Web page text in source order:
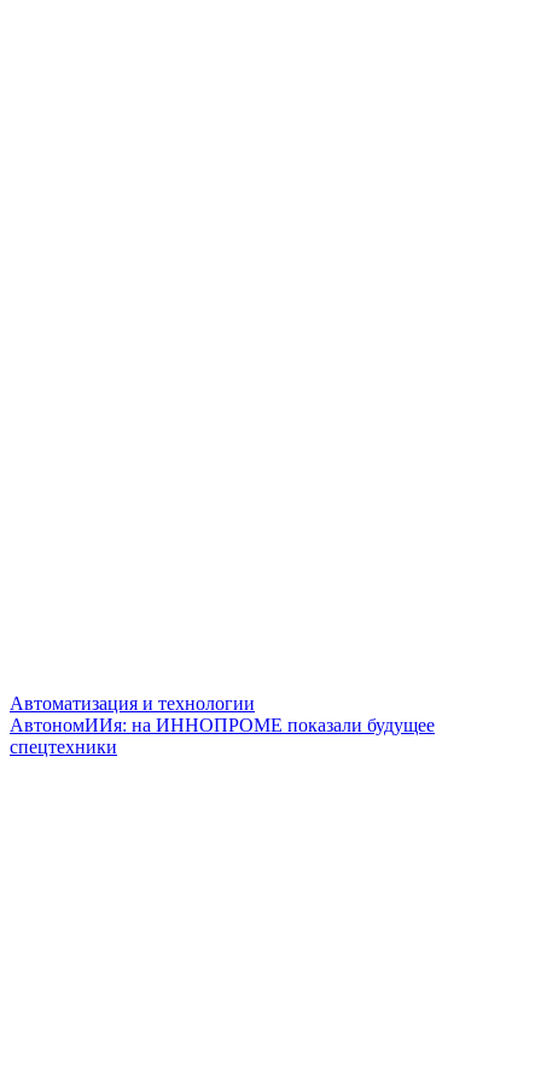
Автоматизация и технологии
АвтономИИя: на ИННОПРОМЕ показали будущее
спецтехники